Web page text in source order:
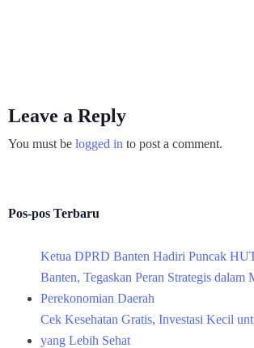
Leave a Reply
You must be logged in to post a comment.
Pos-pos Terbaru
Ketua DPRD Banten Hadiri Puncak
Banten, Tegaskan Peran Strategis dalam
Perekonomian Daerah
Cek Kesehatan Gratis, Investasi Kecil
yang Lebih Sehat